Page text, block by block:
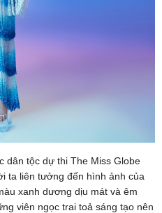
dân tộc dự thi The Miss Globe
ta liên tưởng đến hình ảnh của
xanh dương dịu mát và êm
viên ngọc trai toả sáng tạo nên